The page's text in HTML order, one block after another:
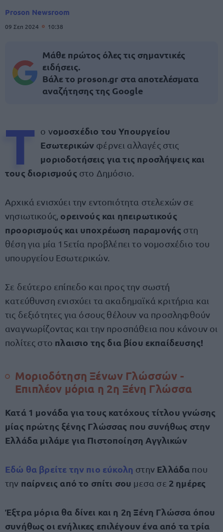
Proson Newsroom
09 Σεπ 2024 10:38
Μάθε πρώτος όλες τις σημαντικές
ειδήσεις.
Βάλε το proson.gr στα αποτελέσματα
αναζήτησης της Google
Τ ο νομοσχέδιο του Υπουργείου
Εσωτερικών φέρνει αλλαγές στις
μοριοδοτήσεις για τις προσλήψεις και
τους διορισμούς στο Δημόσιο.
Αρχικά ενισχύει την εντοπιότητα στελεχών σε
νησιωτικούς, ορεινούς και ηπειρωτικούς
προορισμούς και υποχρέωση παραμονής στη
θέση για μία 15ετία προβλέπει το νομοσχέδιο του
υπουργείου Εσωτερικών.
Σε δεύτερο επίπεδο και προς την σωστή
κατεύθυνση ενισχύει τα ακαδημαϊκά κριτήρια και
τις δεξιότητες για όσους θέλουν να προσληφθούν
αναγνωρίζοντας και την προσπάθεια που κάνουν οι
πολίτες στο πλαισιο της δια βίου εκπαίδευσης!
Μοριοδότηση Ξένων Γλώσσών -
Επιπλέον μόρια η 2η Ξένη Γλώσσα
Κατά 1 μονάδα για τους κατόχους τίτλου γνώσης
μίας πρώτης ξένης Γλώσσας που συνήθως στην
Ελλάδα μιλάμε για Πιστοποίηση Αγγλικών
Εδώ θα βρείτε την πιο εύκολη στην Ελλάδα που
την παίρνεις από το σπίτι σου μεσα σε 2 ημέρες
Έξτρα μόρια θα δίνει και η 2η Ξένη Γλώσσα όπου
συνήθως οι ενήλικες επιλέγουν ένα από τα τρία